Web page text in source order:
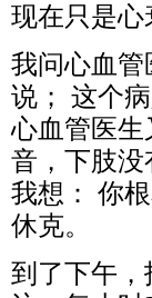
现在只是
我问心血管
说； 这个
心血管医生
音，下肢
我想： 你
休克。
到了下午